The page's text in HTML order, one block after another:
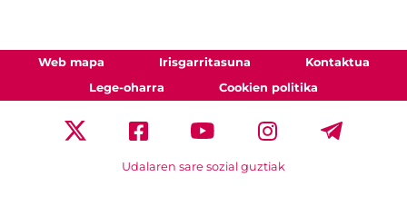
Web mapa Irisgarritasuna
Kontaktua
Lege-oharra
Cookien politika
Udalaren sare sozial guztiak